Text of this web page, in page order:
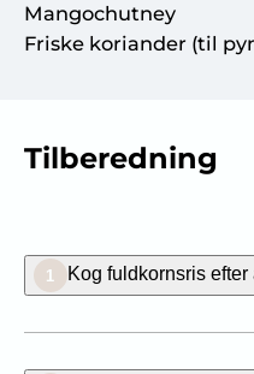
Mangochutney
Friske koriander (til
Tilberedning
1 Kog fuldkornsris efter